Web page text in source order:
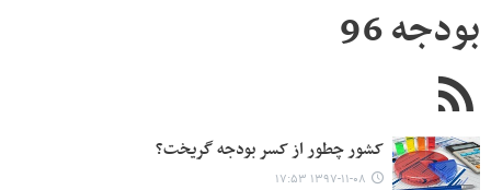
بودجه 96
کشور چطور از کسر بودجه گریخت؟
۱۳۹۷-۱۱-۰۸ ۱۷:۵۳